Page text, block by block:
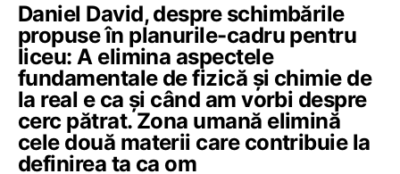
Daniel David, despre schimbările
propuse în planurile-cadru pentru
liceu: A elimina aspectele
fundamentale de fizică și chimie de
la real e ca și când am vorbi despre
cerc pătrat. Zona umană elimină
cele două materii care contribuie la
definirea ta ca om